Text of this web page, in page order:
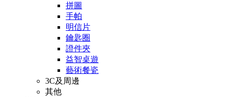
拼圖
手帕
明信片
鑰匙圈
證件夾
益智桌遊
藝術餐瓷
3C及周邊
其他